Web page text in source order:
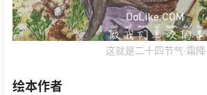
这就是二十四节气·霜降
绘本作者